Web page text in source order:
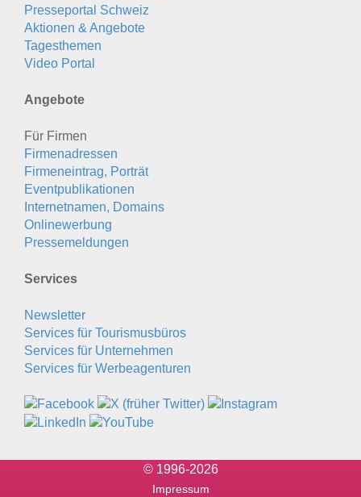
Presseportal Schweiz
Aktionen & Angebote
Tagesthemen
Video Portal
Angebote
Für Firmen
Firmenadressen
Firmeneintrag, Porträt
Eventpublikationen
Internetnamen, Domains
Onlinewerbung
Pressemeldungen
Services
Newsletter
Services für Tourismusbüros
Services für Unternehmen
Services für Werbeagenturen
© 1996-2026
Impressum